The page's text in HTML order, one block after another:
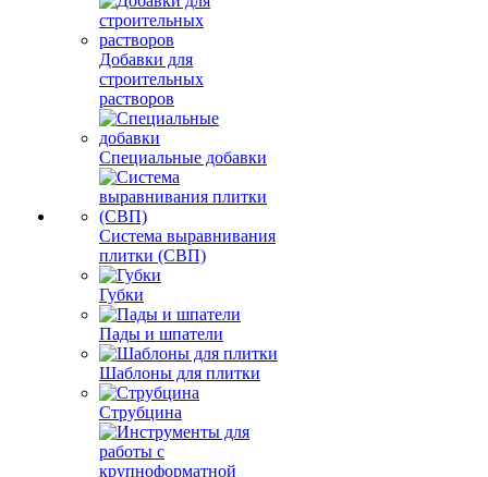
Добавки для
строительных
растворов
Специальные добавки
Система выравнивания
плитки (СВП)
Губки
Пады и шпатели
Шаблоны для плитки
Струбцина